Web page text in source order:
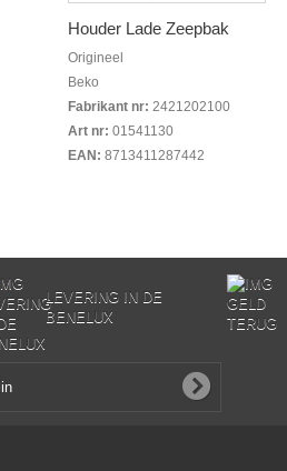
Houder Lade Zeepbak
Origineel
Beko
Fabrikant nr: 2421202100
Art nr: 01541130
EAN: 8713411287442
LEVERING IN DE
BENELUX